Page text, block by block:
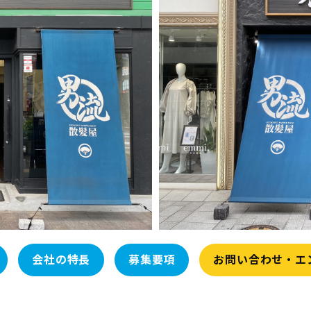
会社の特長 募集要項 お問い合わせ・エ